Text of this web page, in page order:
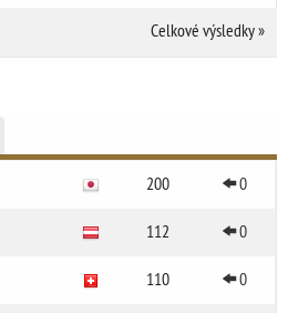
Celkové výsledky»
200 0
112 0
110 0